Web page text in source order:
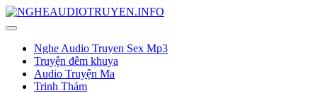
Nghe Audio Truyen Sex Mp3
Truyện đêm khuya
Audio Truyện Ma
Trinh Thám